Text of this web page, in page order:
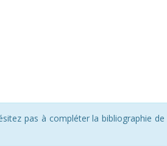
pas à compléter la bibliographie